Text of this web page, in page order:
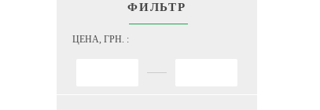
ФИЛЬТР
ЦЕНА, ГРН. :